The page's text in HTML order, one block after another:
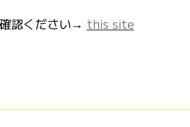
認ください→ this site